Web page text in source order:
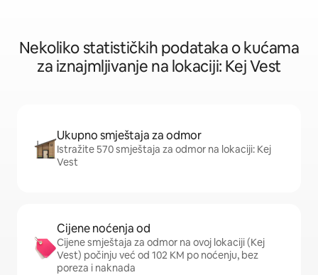
Nekoliko statističkih podataka o kućama
za iznajmljivanje na lokaciji: Kej Vest
Ukupno smještaja za odmor
Istražite 570 smještaja za odmor na lokaciji: Kej
Vest
Cijene noćenja od
Cijene smještaja za odmor na ovoj lokaciji (Kej
Vest) počinju već od 102 KM po noćenju, bez
poreza i naknada